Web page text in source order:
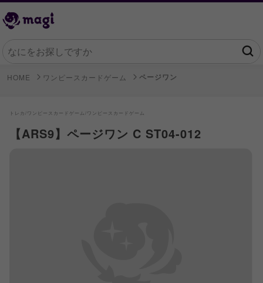
HOME ワンピースカードゲーム ページワン
トレカ/ ワンピースカードゲーム/ ワンピースカードゲーム
【ARS9】ページワン C ST04-012